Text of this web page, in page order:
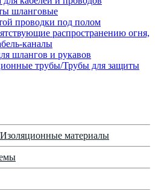
шланговые
проводки под полом
распространению огня,
каналы
шлангов и рукавов
трубы/Трубы для защиты
материалы